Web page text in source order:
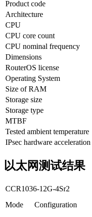
Product code
Architecture
CPU
CPU core count
CPU nominal frequency
Dimensions
RouterOS license
Operating System
Size of RAM
Storage size
Storage type
MTBF
Tested ambient temperature
IPsec hardware acceleration
以太网测试结果
CCR1036-12G-4Sr2
Mode
Configuration